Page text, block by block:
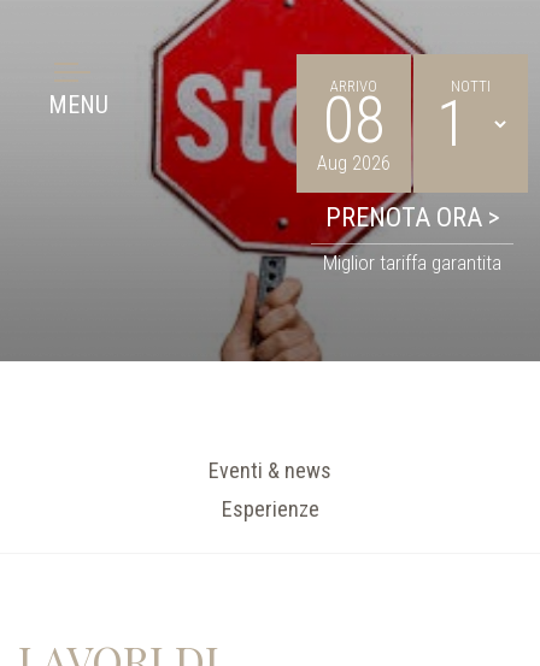
MENU
ARRIVO
08
Aug 2026
NOTTI
Miglior tariffa garantita
Eventi & news
Esperienze